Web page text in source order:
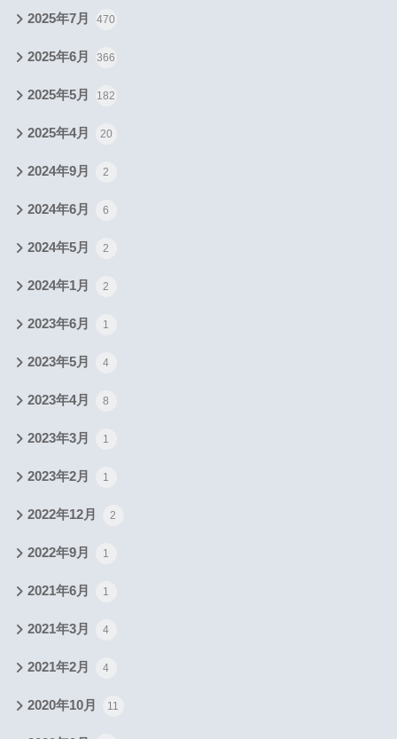
2025年7月 470
2025年6月 366
2025年5月 182
2025年4月 20
2024年9月 2
2024年6月 6
2024年5月 2
2024年1月 2
2023年6月 1
2023年5月 4
2023年4月 8
2023年3月 1
2023年2月 1
2022年12月 2
2022年9月 1
2021年6月 1
2021年3月 4
2021年2月 4
2020年10月 11